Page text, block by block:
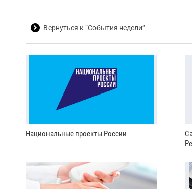
Вернуться к “События недели”
Национальные проекты России